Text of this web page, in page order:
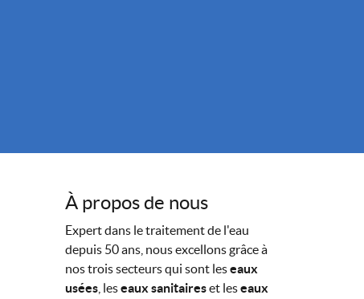
À propos de nous
Expert dans le traitement de l'eau
depuis 50 ans, nous excellons grâce à
nos trois secteurs qui sont leseaux
usées , leseaux sanitaireset leseaux